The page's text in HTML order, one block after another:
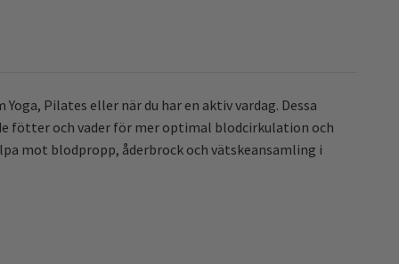
Pilates eller när du har en aktiv vardag. Dessa
fötter och vader för mer optimal blodcirkulation och
mot blodpropp, åderbrock och vätskeansamling i